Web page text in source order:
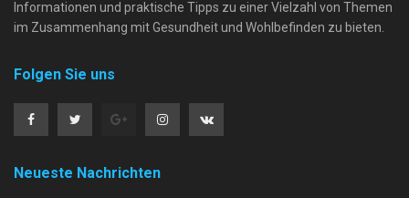
Informationen und praktische Tipps zu einer Vielzahl von Themen
im Zusammenhang mit Gesundheit und Wohlbefinden zu bieten.
Folgen Sie uns
Neueste Nachrichten